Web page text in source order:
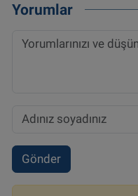
Yorumlar
Gönder